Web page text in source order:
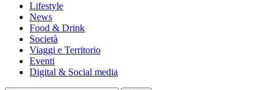
Menu
Lifestyle
News
Food & Drink
Società
Viaggi e Territorio
Eventi
Digital & Social media